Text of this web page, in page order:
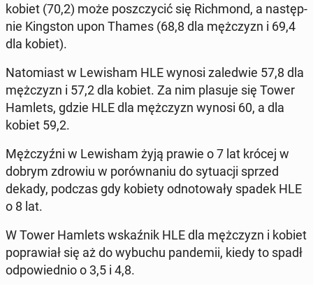
kobiet (70,2) może po­szczy­cić się Rich­mond, a na­stęp­
nie King­ston upon Thames (68,8 dla męż­czyzn i 69,4
dla kobiet).
Na­to­miast w Le­wi­sham HLE wynosi za­le­d­wie 57,8 dla
męż­czyzn i 57,2 dla kobiet. Za nim plasuje się Tower
Hamlets, gdzie HLE dla męż­czyzn wynosi 60, a dla
kobiet 59,2.
Męż­czyź­ni w Le­wi­sham żyją prawie o 7 lat krócej w
dobrym zdrowiu w po­rów­na­niu do sy­tu­acji sprzed
dekady, podczas gdy kobiety od­no­to­wa­ły spadek HLE
o 8 lat.
W Tower Hamlets wskaź­nik HLE dla męż­czyzn i kobiet
po­pra­wiał się aż do wybuchu pan­de­mii, kiedy to spadł
od­po­wied­nio o 3,5 i 4,8.